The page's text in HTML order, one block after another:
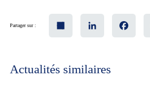
Partager sur :
Actualités similaires